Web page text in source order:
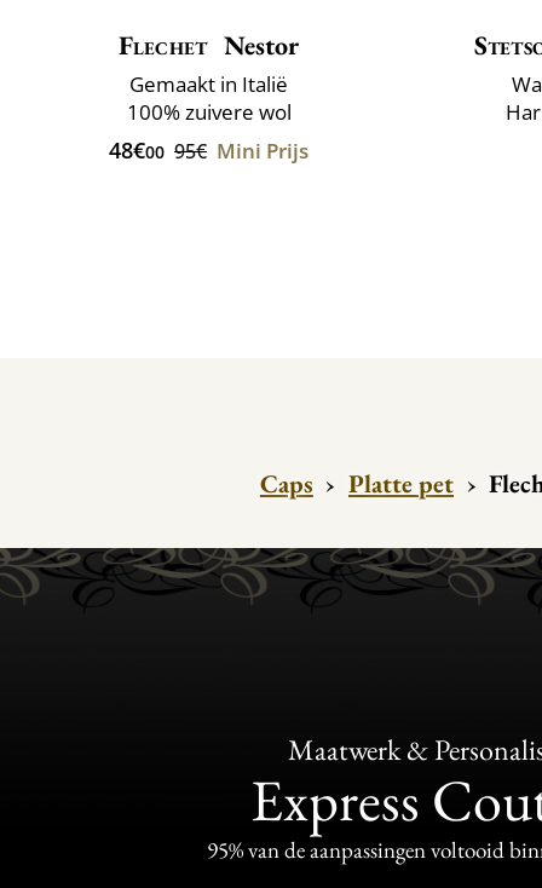
Flechet Nestor
Gemaakt in Italië
100% zuivere wol
48€00 95€ Mini Prijs
Caps › Platte pet ›
Maatwerk &
Express
95% van de aanpassingen voltooid